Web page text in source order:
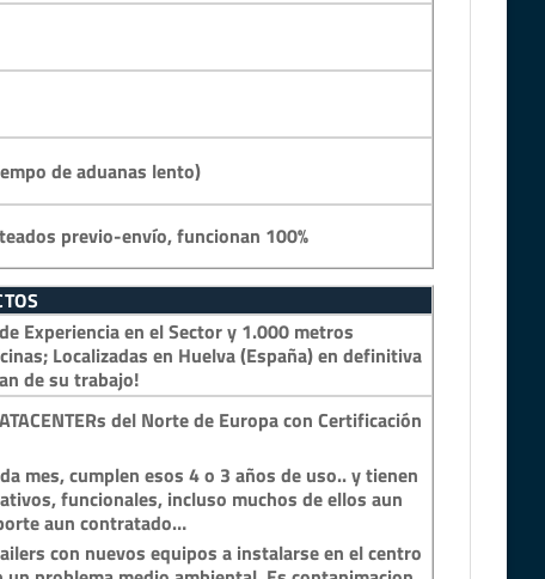
de aduanas lento)
previo-envío, funcionan 100%
Experiencia en el Sector y 1.000 metros
Localizadas en Huelva (España) en definitiva
de su trabajo!
del Norte de Europa con Certificación
mes, cumplen esos 4 o 3 años de uso.. y tienen
funcionales, incluso muchos de ellos aun
aun contratado…
con nuevos equipos a instalarse en el centro